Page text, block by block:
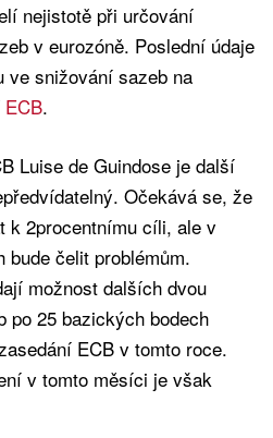
nejistotě při určování
v eurozóně. Poslední údaje
ve snižování sazeb na
ECB.
Luise de Guindose je další
Očekává se, že
k 2procentnímu cíli, ale v
čelit problémům.
možnost dalších dvou
po 25 bazických bodech
ECB v tomto roce.
v tomto měsíci je však